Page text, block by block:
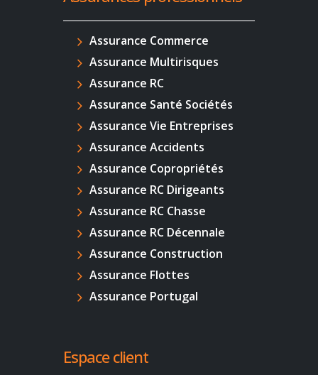
Assurance Commerce
Assurance Multirisques
Assurance RC
Assurance Santé Sociétés
Assurance Vie Entreprises
Assurance Accidents
Assurance Copropriétés
Assurance RC Dirigeants
Assurance RC Chasse
Assurance RC Décennale
Assurance Construction
Assurance Flottes
Assurance Portugal
Espace client